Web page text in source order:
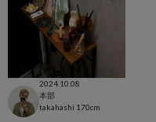
2024.10.08
本部
takahashi 170cm